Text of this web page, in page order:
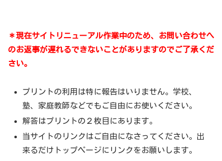
＊現在サイトリニューアル作業中のため、お問い合わせへ
のお返事が遅れるできないことがありますのでご了承くだ
さい。
プリントの利用は特に報告はいりません。学校、
塾、家庭教師などでもご自由にお使いください。
解答はプリントの２枚目にあります。
当サイトのリンクはご自由になさってください。出
来るだけトップページにリンクをお願いします。